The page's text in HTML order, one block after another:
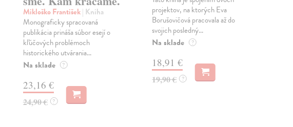
Mikloško František| Kniha
Monograficky spracovaná
publikácia prináša súbor esejí o
kľúčových problémoch
historického utvárania...
Na sklade ?
23,16 €
24,90 € ?
projektov, na ktorých Eva
Borušovičová pracovala až do
svojich posledný...
Na sklade ?
18,91 €
19,90 € ?